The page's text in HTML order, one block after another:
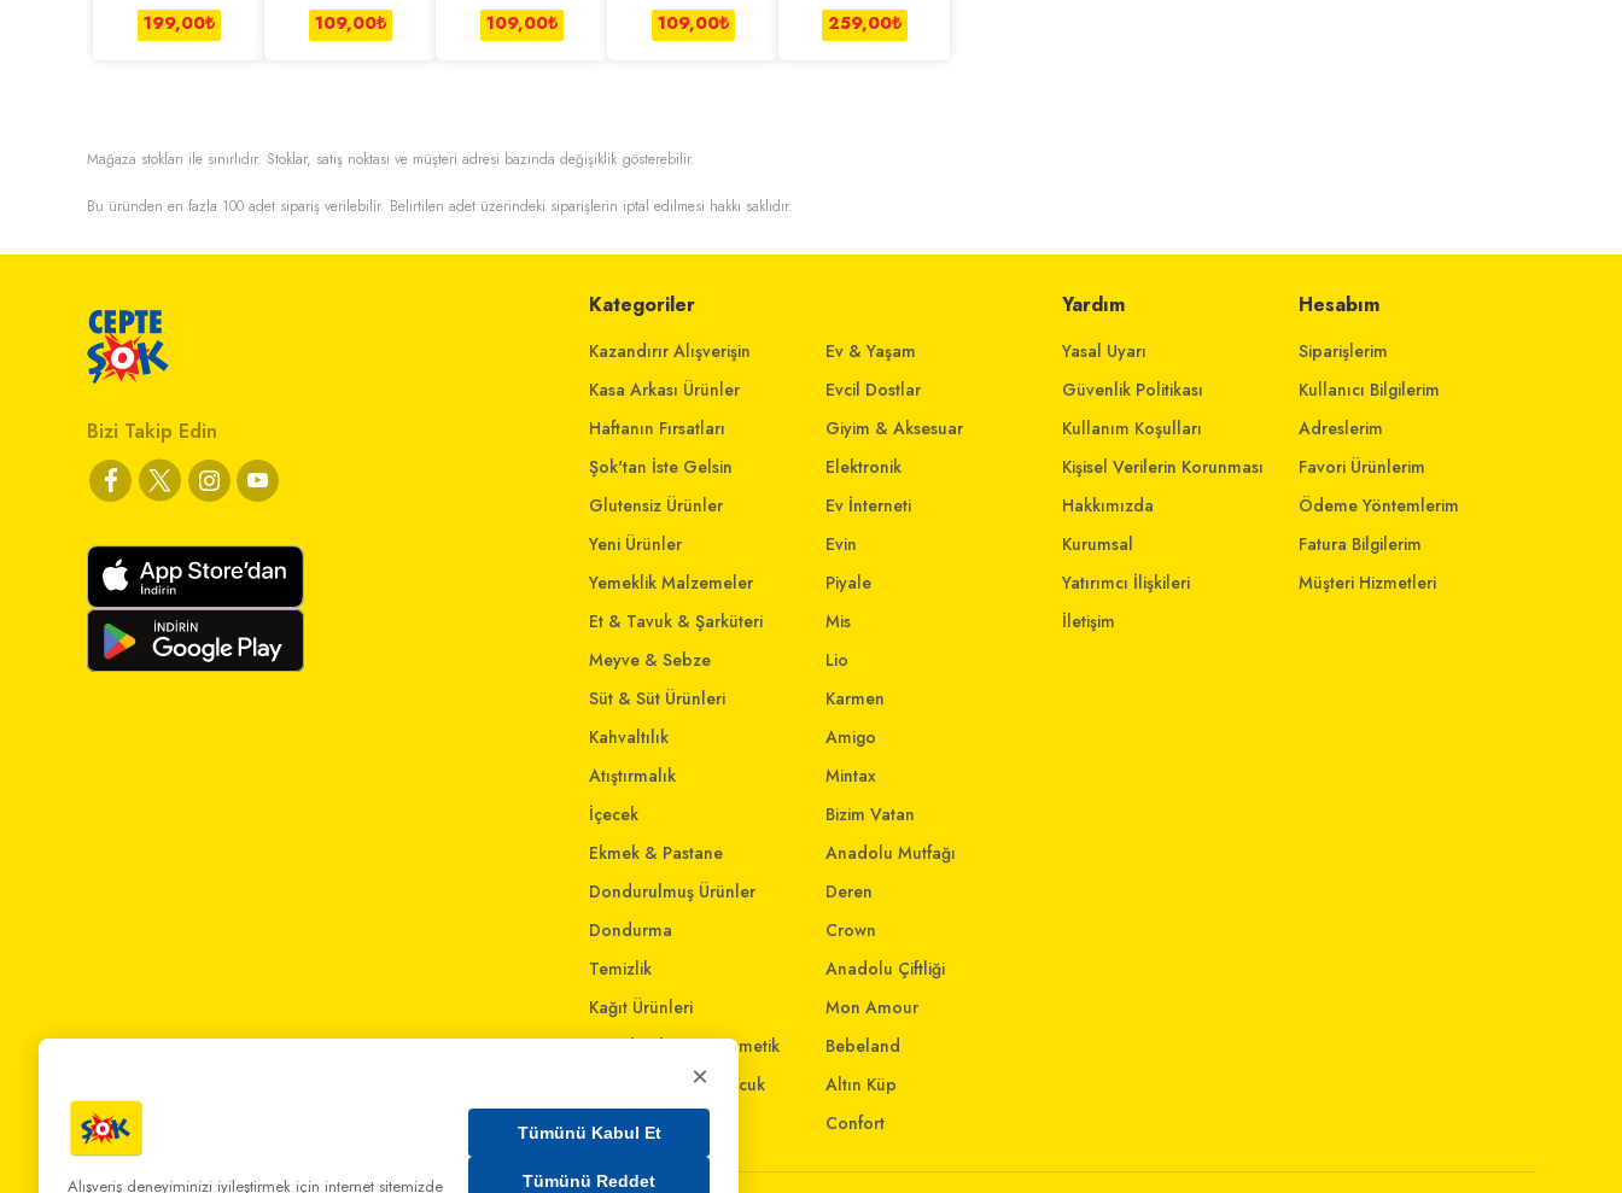
199,00₺
Kablosu
109,00₺
Kablosu
109,00₺
Kablosu
109,00₺
Adaptörü
259,00₺
Mağaza stokları ile sınırlıdır. Stoklar, satış noktası ve müşteri adresi bazında değişiklik gösterebilir.
Bu üründen en fazla 100 adet sipariş verilebilir. Belirtilen adet üzerindeki siparişlerin iptal edilmesi hakkı saklıdır.
Bizi Takip Edin
Kategoriler
Kazandırır Alışverişin
Kasa Arkası Ürünler
Haftanın Fırsatları
Şok'tan İste Gelsin
Glutensiz Ürünler
Yeni Ürünler
Yemeklik Malzemeler
Et & Tavuk & Şarküteri
Meyve & Sebze
Süt & Süt Ürünleri
Kahvaltılık
Atıştırmalık
İçecek
Ekmek & Pastane
Dondurulmuş Ürünler
Dondurma
Temizlik
Kağıt Ürünleri
Kişisel Bakım & Kozmetik
Anne - Bebek & Çocuk
Oyuncak
Ev & Yaşam
Evcil Dostlar
Giyim & Aksesuar
Elektronik
Ev İnterneti
Evin
Piyale
Mis
Lio
Karmen
Amigo
Mintax
Bizim Vatan
Anadolu Mutfağı
Deren
Crown
Anadolu Çiftliği
Mon Amour
Bebeland
Altın Küp
Confort
Yardım
Yasal Uyarı
Güvenlik Politikası
Kullanım Koşulları
Kişisel Verilerin Korunması
Hakkımızda
Kurumsal
Yatırımcı İlişkileri
İletişim
Hesabım
Siparişlerim
Kullanıcı Bilgilerim
Adreslerim
Favori Ürünlerim
Ödeme Yöntemlerim
Fatura Bilgilerim
Müşteri Hizmetleri
×
Alışveriş deneyiminizi iyileştirmek için internet sitemizde
Tümünü Kabul Et
Tümünü Reddet